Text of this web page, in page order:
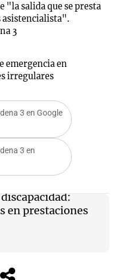
"la salida que se presta
asistencialista".
3
emergencia en
irregulares
3 en Google
3 en
en prestaciones
La Sole en
Cadena 3